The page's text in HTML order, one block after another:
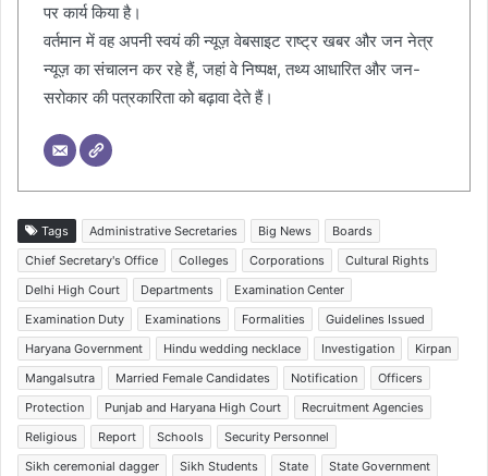
पर कार्य किया है।
वर्तमान में वह अपनी स्वयं की न्यूज़ वेबसाइट राष्ट्र खबर और जन नेत्र
न्यूज़ का संचालन कर रहे हैं, जहां वे निष्पक्ष, तथ्य आधारित और जन-
सरोकार की पत्रकारिता को बढ़ावा देते हैं।
Tags Administrative Secretaries Big News
Boards
Chief Secretary's Office
Colleges Corporations
Cultural Rights
Delhi High Court
Departments
Examination Center
Examination Duty
Examinations Formalities
Guidelines Issued
Haryana Government
Hindu wedding necklace Investigation
Kirpan
Mangalsutra
Married Female Candidates Notification
Officers
Protection
Punjab and Haryana High Court
Recruitment Agencies
Religious
Report Schools
Security Personnel
Sikh ceremonial dagger
Sikh Students State
State Government